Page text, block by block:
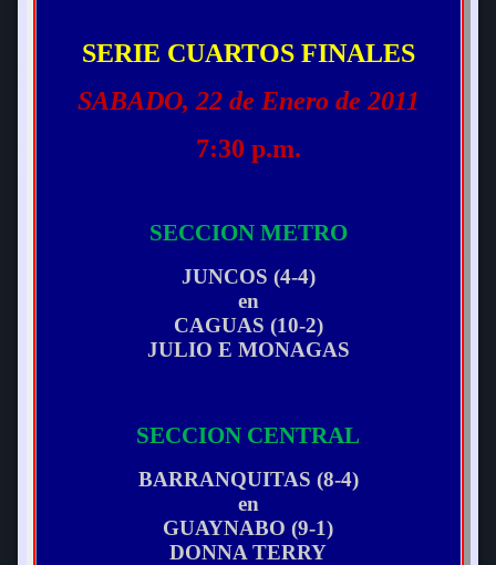
SERIE CUARTOS FINALES
SABADO, 22 de Enero de 2011
7:30 p.m.
SECCION METRO
JUNCOS (4-4)
en
CAGUAS (10-2)
JULIO E MONAGAS
SECCION CENTRAL
BARRANQUITAS (8-4)
en
GUAYNABO (9-1)
DONNA TERRY